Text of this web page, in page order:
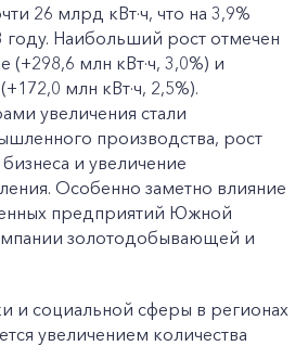
26 млрд кВт·ч, что на 3,9%
Наибольший рост отмечен
млн кВт·ч, 3,0%) и
млн кВт·ч, 2,5%).
увеличения стали
производства, рост
и увеличение
Особенно заметно влияние
предприятий Южной
золотодобывающей и
и социальной сферы в регионах
увеличением количества